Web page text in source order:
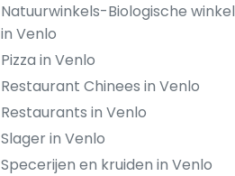
Natuurwinkels-Biologische winkel
in Venlo
Pizza in Venlo
Restaurant Chinees in Venlo
Restaurants in Venlo
Slager in Venlo
Specerijen en kruiden in Venlo